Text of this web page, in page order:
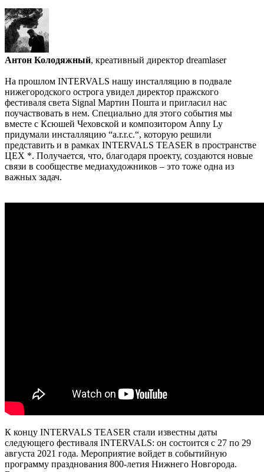
Антон Колодяжный, креативный директор dreamlaser
На прошлом INTERVALS нашу инсталляцию в подвале
нижегородского острога увидел директор пражского
фестиваля света Signal Мартин Пошта и пригласил нас
поучаствовать в нем. Специально для этого события мы
вместе с Ксюшей Чеховской и композитором Anny Ly
придумали инсталляцию “a.r.r.c.“, которую решили
представить и в рамках INTERVALS TEASER в пространстве
ЦЕХ *. Получается, что, благодаря проекту, создаются новые
связи в сообществе медиахудожников – это тоже одна из
важных задач.
К концу INTERVALS TEASER стали известны даты
следующего фестиваля INTERVALS: он состоится с 27 по 29
августа 2021 года. Мероприятие войдет в событийную
программу празднования 800-летия Нижнего Новгорода.